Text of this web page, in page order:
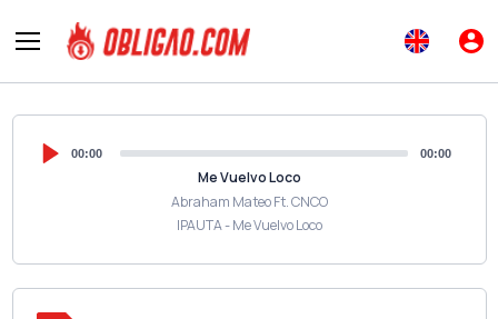
00:00 00:00
Me Vuelvo Loco
Abraham Mateo Ft. CNCO
IPAUTA - Me Vuelvo Loco